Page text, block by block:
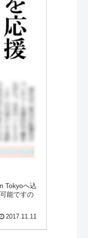
Tokyoへ込
能ですの
2017.11.11